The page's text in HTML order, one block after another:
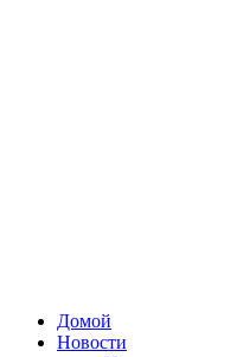
Домой
Новости